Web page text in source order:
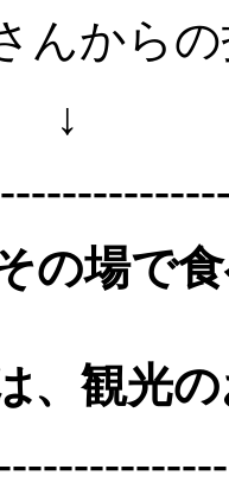
んから
の場で
、観光